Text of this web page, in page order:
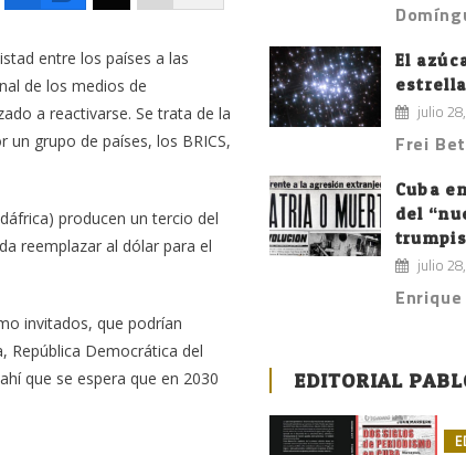
entre los países a las
de los medios de
a reactivarse. Se trata de la
grupo de países, los BRICS,
producen un tercio del
reemplazar al dólar para el
invitados, que podrían
República Democrática del
que se espera que en 2030
El
julio
Frei
Cuba
del
julio
EDITORIAL